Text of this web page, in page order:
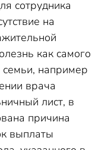
сотрудника
на
как самого
семьи, например
врача
лист, в
причина
выплаты